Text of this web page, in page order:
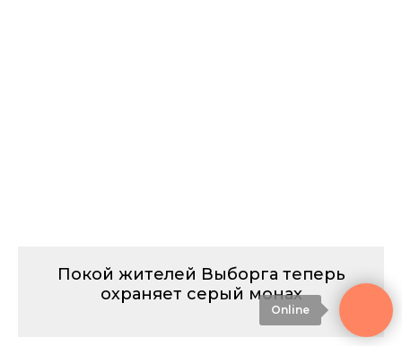
Покой жителей Выборга теперь
охраняет серый монах
Online